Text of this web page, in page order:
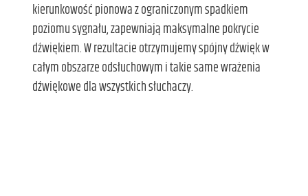
kierunkowość pionowa z ograniczonym spadkiem
poziomu sygnału, zapewniają maksymalne pokrycie
dźwiękiem. W rezultacie otrzymujemy spójny dźwięk w
całym obszarze odsłuchowym i takie same wrażenia
dźwiękowe dla wszystkich słuchaczy.